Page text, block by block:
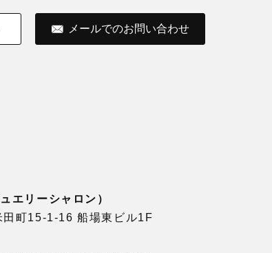
メールでのお問い合わせ
エリーシャロン）
町15-1-16 船場東ビル1F